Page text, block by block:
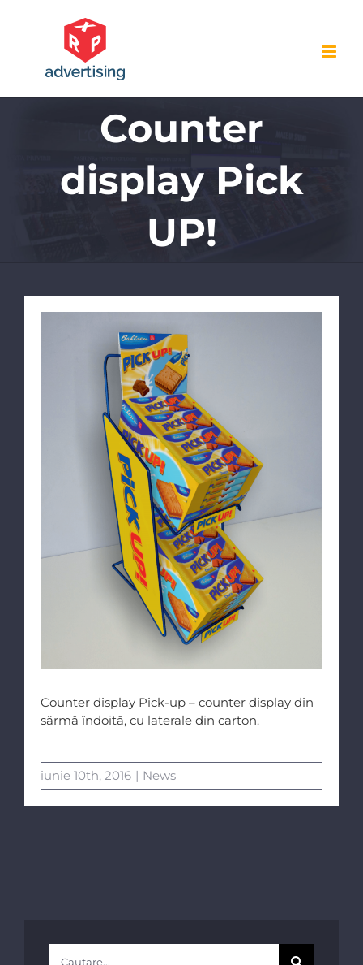
Counter
display Pick
UP!
Counter display Pick-up – counter display din
sârmă îndoită, cu laterale din carton.
iunie 10th, 2016 | News